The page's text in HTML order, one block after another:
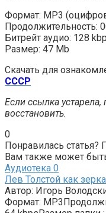
Формат: MP3
Продолжительность:
Битрейт аудио: 128
Размер: 47 Mb
Скачать для
СССР
Если ссылка
восстановить.
0
Понравилась статья?
Вам также может
Аудиотека 0
Лев Толстой как
Автор: Игорь
Формат: